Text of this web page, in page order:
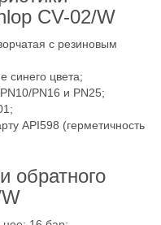
CV-02/W
с резиновым
синего цвета;
PN16 и PN25;
API598 (герметичность
обратного